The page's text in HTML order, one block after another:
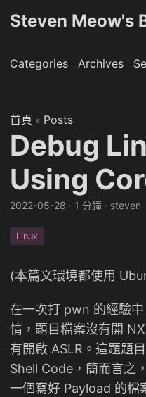
Steven Meow's
Categories Archives
首頁 » Posts
Debug
Using
2022-05-28 · 1 分鐘 · steven
Linux
(本篇文環境都使用
在一次打 pwn 的經驗
情，題目檔案沒有開
有開啟 ASLR。這題題
Shell Code，簡而言之
一個寫好 Payload 的檔